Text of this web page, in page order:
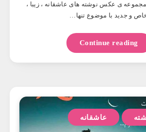
ی عکس نوشته های عاشقانه ، زیبا ،
و جدید با موضوع تنها…
Continue reading
عاشقانه